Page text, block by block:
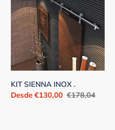
INOX
.
KIT SIENNA INOX .
Precio
Desde €130,00 Precio
€178,04